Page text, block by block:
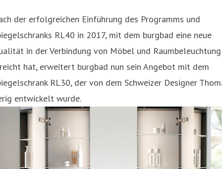
der erfolgreichen Einführung des Programms und
RL40 in 2017, mit dem burgbad eine neue
in der Verbindung von Möbel und Raumbeleuchtung
hat, erweitert burgbad nun sein Angebot mit dem
RL30, der von dem Schweizer Designer
entwickelt wurde.